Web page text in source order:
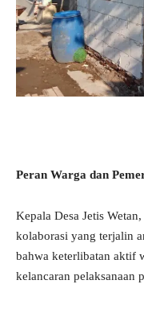
Peran Warga dan
Kepala Desa Jetis
kolaborasi yang terjalin
bahwa keterlibatan aktif
kelancaran pelaksanaan